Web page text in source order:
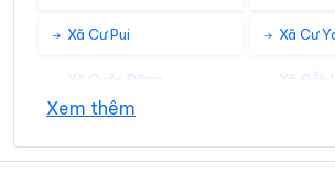
Xã Cư Pui Xã Cư
Xã Cuôr Đăng Xã Đắk
Xem thêm